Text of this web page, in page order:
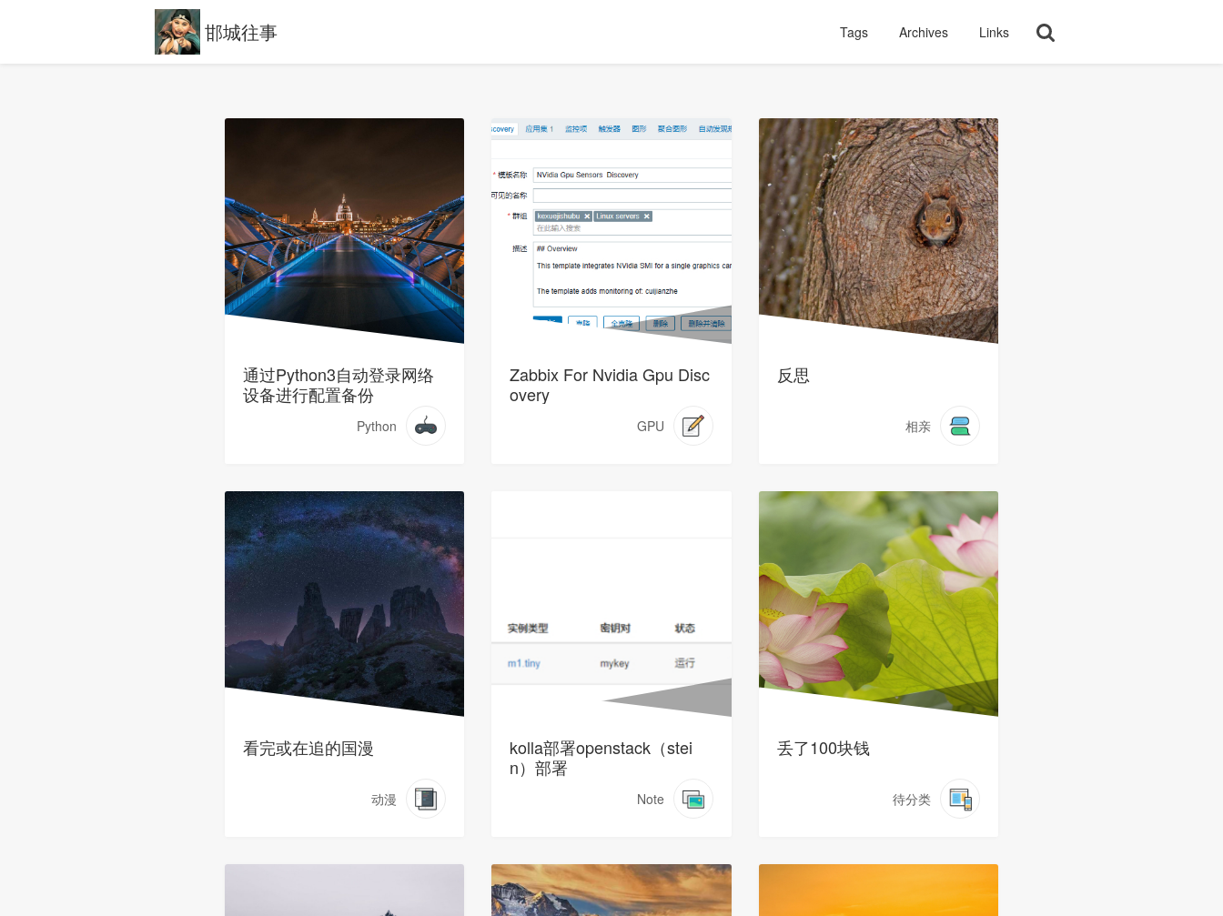
邯城往事 Tags Archives Links
通过Python3自动登录网络
设备进行配置备份
Python
Zabbix For Nvidia Gpu Disc
overy
GPU
反思
相亲
看完或在追的国漫
动漫
kolla部署openstack（stei
n）部署
Note
丢了100块钱
待分类